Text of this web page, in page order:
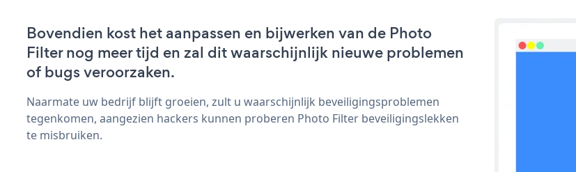
Bovendien kost het aanpassen en bijwerken van de Photo
Filter nog meer tijd en zal dit waarschijnlijk nieuwe problemen
of bugs veroorzaken.
Naarmate uw bedrijf blijft groeien, zult u waarschijnlijk beveiligingsproblemen
tegenkomen, aangezien hackers kunnen proberen Photo Filter beveiligingslekken
te misbruiken.